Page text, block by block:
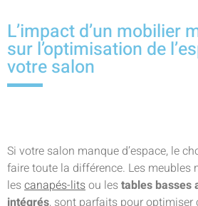
L’impact d’un mobilier
sur l’optimisation de
votre salon
Si votre salon manque d’espace, le
faire toute la différence. Les
lescanapés-litsou lestables basses
intégrés, sont parfaits pour optimiser